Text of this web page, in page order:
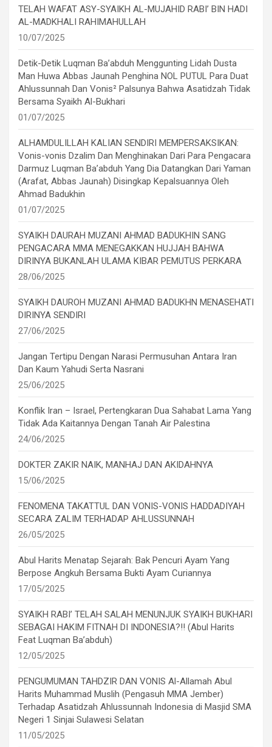
TELAH WAFAT ASY-SYAIKH AL-MUJAHID RABI’ BIN HADI
AL-MADKHALI RAHIMAHULLAH
10/07/2025
Detik-Detik Luqman Ba’abduh Menggunting Lidah Dusta
Man Huwa Abbas Jaunah Penghina NOL PUTUL Para Duat
Ahlussunnah Dan Vonis² Palsunya Bahwa Asatidzah Tidak
Bersama Syaikh Al-Bukhari
01/07/2025
ALHAMDULILLAH KALIAN SENDIRI MEMPERSAKSIKAN:
Vonis-vonis Dzalim Dan Menghinakan Dari Para Pengacara
Darmuz Luqman Ba’abduh Yang Dia Datangkan Dari Yaman
(Arafat, Abbas Jaunah) Disingkap Kepalsuannya Oleh
Ahmad Badukhin
01/07/2025
SYAIKH DAURAH MUZANI AHMAD BADUKHIN SANG
PENGACARA MMA MENEGAKKAN HUJJAH BAHWA
DIRINYA BUKANLAH ULAMA KIBAR PEMUTUS PERKARA
28/06/2025
SYAIKH DAUROH MUZANI AHMAD BADUKHN MENASEHATI
DIRINYA SENDIRI
27/06/2025
Jangan Tertipu Dengan Narasi Permusuhan Antara Iran
Dan Kaum Yahudi Serta Nasrani
25/06/2025
Konflik Iran – Israel, Pertengkaran Dua Sahabat Lama Yang
Tidak Ada Kaitannya Dengan Tanah Air Palestina
24/06/2025
DOKTER ZAKIR NAIK, MANHAJ DAN AKIDAHNYA
15/06/2025
FENOMENA TAKATTUL DAN VONIS-VONIS HADDADIYAH
SECARA ZALIM TERHADAP AHLUSSUNNAH
26/05/2025
Abul Harits Menatap Sejarah: Bak Pencuri Ayam Yang
Berpose Angkuh Bersama Bukti Ayam Curiannya
17/05/2025
SYAIKH RABI’ TELAH SALAH MENUNJUK SYAIKH BUKHARI
SEBAGAI HAKIM FITNAH DI INDONESIA?!! (Abul Harits
Feat Luqman Ba’abduh)
12/05/2025
PENGUMUMAN TAHDZIR DAN VONIS Al-Allamah Abul
Harits Muhammad Muslih (Pengasuh MMA Jember)
Terhadap Asatidzah Ahlussunnah Indonesia di Masjid SMA
Negeri 1 Sinjai Sulawesi Selatan
11/05/2025